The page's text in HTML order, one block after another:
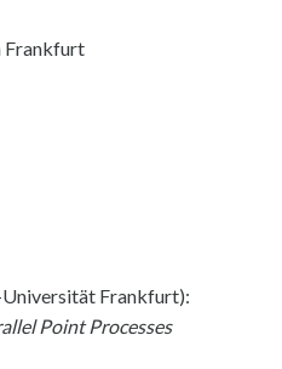
Frankfurt
Universität Frankfurt):
Point Processes